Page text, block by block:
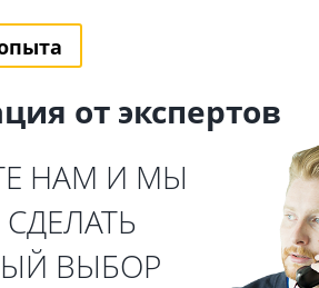
от экспертов
НАМ И МЫ
ВЫБОР